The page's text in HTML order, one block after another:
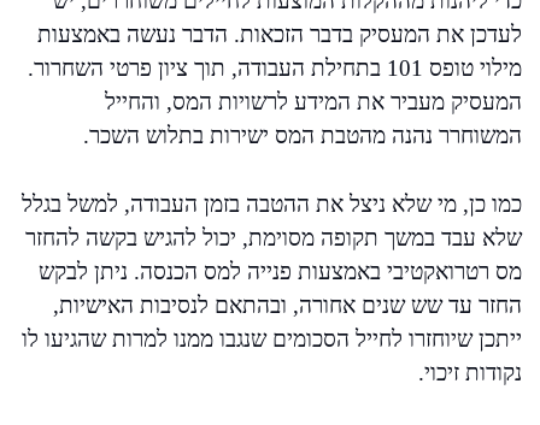
לעדכן את המעסיק בדבר הזכאות. הדבר נעשה באמצעות
מילוי טופס 101 בתחילת העבודה, תוך ציון פרטי השחרור.
המעסיק מעביר את המידע לרשויות המס, והחייל
המשוחרר נהנה מהטבת המס ישירות בתלוש השכר.
כמו כן, מי שלא ניצל את ההטבה בזמן העבודה, למשל בגלל
שלא עבד במשך תקופה מסוימת, יכול להגיש בקשה להחזר
מס רטרואקטיבי באמצעות פנייה למס הכנסה. ניתן לבקש
החזר עד שש שנים אחורה, ובהתאם לנסיבות האישיות,
ייתכן שיוחזרו לחייל הסכומים שנגבו ממנו למרות שהגיעו לו
נקודות זיכוי.